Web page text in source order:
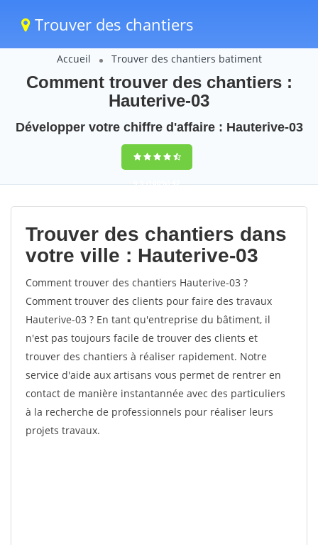
Trouver des chantiers
Accueil Trouver des chantiers batiment
Comment trouver des chantiers :
Hauterive-03
Développer votre chiffre d'affaire : Hauterive-03
9,5(100%)42
votes
Trouver des chantiers dans
votre ville : Hauterive-03
Comment trouver des chantiers Hauterive-03 ?
Comment trouver des clients pour faire des travaux
Hauterive-03 ? En tant qu'entreprise du bâtiment, il
n'est pas toujours facile de trouver des clients et
trouver des chantiers à réaliser rapidement. Notre
service d'aide aux artisans vous permet de rentrer en
contact de manière instantannée avec des particuliers
à la recherche de professionnels pour réaliser leurs
projets travaux.